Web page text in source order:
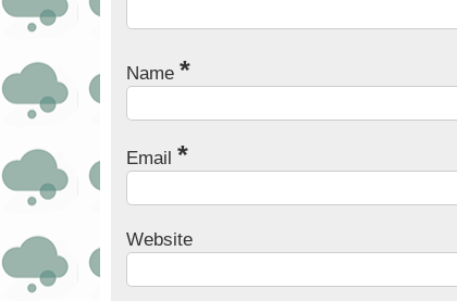
Name *
Email *
Website